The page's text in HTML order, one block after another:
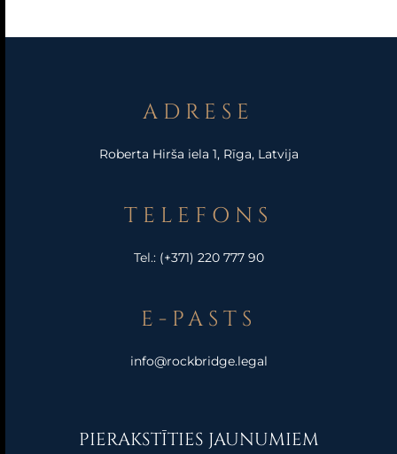
ADRESE
Roberta Hirša iela 1, Rīga, Latvija
TELEFONS
Tel.: (+371) 220 777 90
E-PASTS
info@rockbridge.legal
PIERAKSTĪTIES JAUNUMIEM